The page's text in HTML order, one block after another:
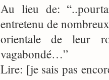
Au lieu de:
entretenu de
orientale de leur
vagabondé…”
Lire: [je sais pas